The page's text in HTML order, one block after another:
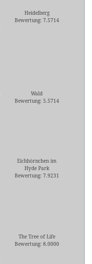
Heidelberg
Bewertung: 7.5714
Wald
Bewertung: 5.5714
Eichhörnchen im
Hyde Park
Bewertung: 7.9231
The Tree of Life
Bewertung: 8.0000